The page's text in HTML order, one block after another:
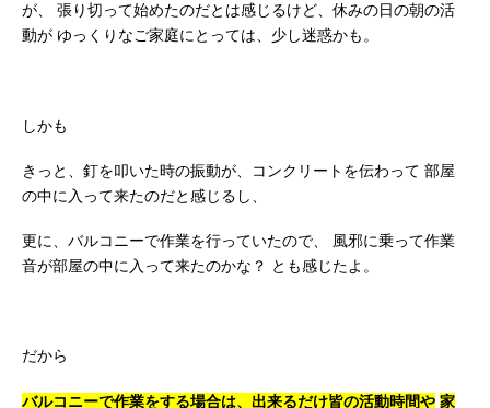
が、
張り切って始めたのだとは感じるけど、休みの日の朝の活
動が ゆっくりなご家庭にとっては、少し迷惑かも。
しかも
きっと、釘を叩いた時の振動が、コンクリートを伝わって 部屋
の中に入って来たのだと感じるし、
更に、バルコニーで作業を行っていたので、
風邪に乗って作業
音が部屋の中に入って来たのかな？ とも感じたよ。
だから
バルコニーで作業をする場合は、出来るだけ皆の活動時間や 家